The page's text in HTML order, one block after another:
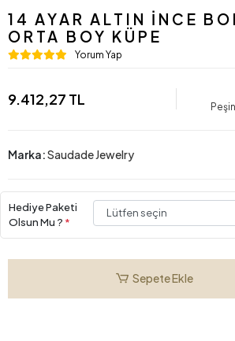
14 AYAR ALTIN İNCE
ORTA BOY KÜPE
Yorum Yap
9.412,27 TL
Marka:Saudade Jewelry
Hediye Paketi
Olsun Mu ? *
Sepete Ekle